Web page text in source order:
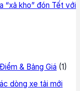
“xả kho” đón Tết với
& Bảng Giá (1)
dòng xe tải mới